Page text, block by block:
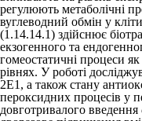
регулюють метаболічні
вуглеводний обмін у
(1.14.14.1) здійснює
екзогенного та
гомеостатичні процеси
рівнях. У роботі
2Е1, а також стану
пероксидних процесів у
довготривалого